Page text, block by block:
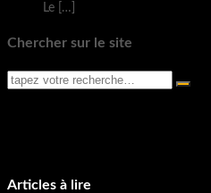
Le
[…]
Chercher sur le site
Articles à lire